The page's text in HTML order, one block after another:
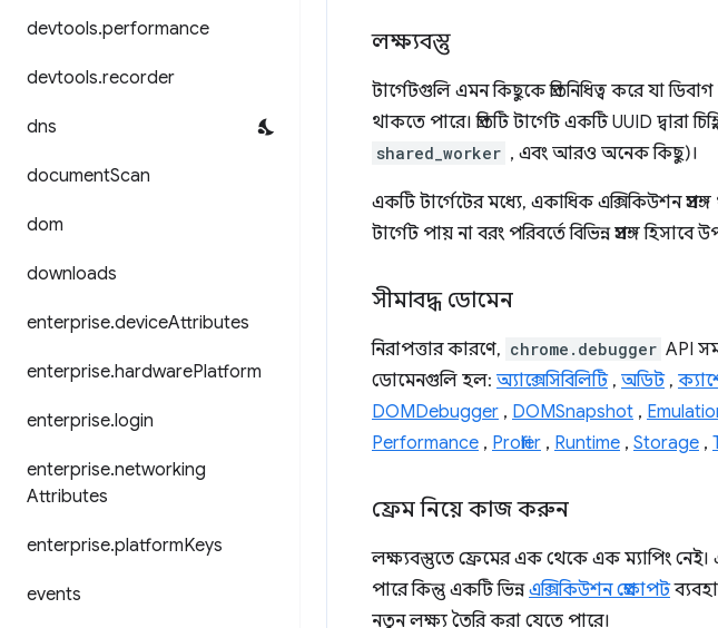
devtools.performance
devtools.recorder
dns
documentScan
dom
downloads
enterprise.deviceAttributes
enterprise.hardwarePlatform
enterprise.login
enterprise.networking
Attributes
enterprise.platformKeys
events
লক্ষ্যবস্তু
টার্গেটগুলি এমন কিছুকে প্রতিনিধিত্ব করে যা
থাকতে পারে। প্রতিটি টার্গেট একটি UUID
shared_worker , এবং আরও অনেক কিছু)।
একটি টার্গেটের মধ্যে, একাধিক এক্সিকিউশন
টার্গেট পায় না বরং পরিবর্তে বিভিন্ন প্রসঙ্গ
সীমাবদ্ধ ডোমেন
নিরাপত্তার কারণে, chrome.debugger API
ডোমেনগুলি হল: অ্যাক্সেসিবিলিটি, অডিট,
DOMDebugger , DOMSnapshot ,
Performance , Profiler , Runtime , Storage ,
ফ্রেম নিয়ে কাজ করুন
লক্ষ্যবস্তুতে ফ্রেমের এক থেকে এক ম্যাপিং নেই।
পারে কিন্তু একটি ভিন্নএক্সিকিউশন প্রেক্ষাপট
নতুন লক্ষ্য তৈরি করা যেতে পারে।